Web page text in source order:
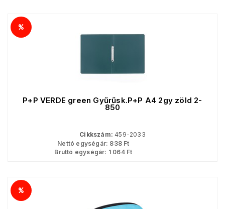
P+P VERDE green Gyűrűsk.P+P A4 2gy zöld 2-
850
Cikkszám: 459-2033
Nettó egységár: 838Ft
Bruttó egységár: 1 064Ft